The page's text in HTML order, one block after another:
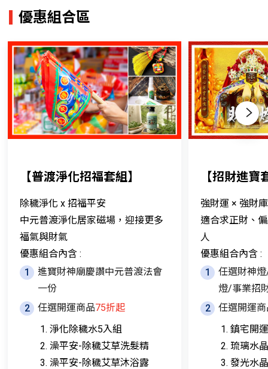
優惠組合區
【普渡淨化招福套組】
除穢淨化 x 招福平安
中元普渡淨化居家磁場，迎接更多
福氣與財氣
優惠組合內含 :
1
進寶財神廟慶讚中元普渡法會
一份
2
任選開運商品75折起
淨化除穢水5入組
澡平安-除穢艾草洗髮精
澡平安-除穢艾草沐浴露
【招財進寶
強財運 × 強財
適合求正財、
人
優惠組合內含 :
1
任選財神
燈/事業招
2
任選開運
鎮宅開
琉璃水
發光水
Next